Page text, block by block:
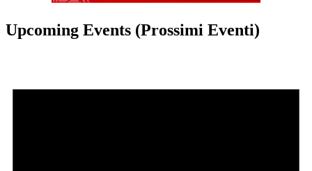
Upcoming Events (Prossimi Eventi)